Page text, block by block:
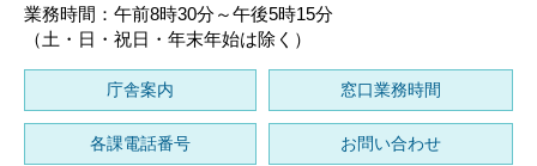
業務時間：午前8時30分～午後5時15分
（土・日・祝日・年末年始は除く）
庁舎案内 窓口業務時間
各課電話番号 お問い合わせ